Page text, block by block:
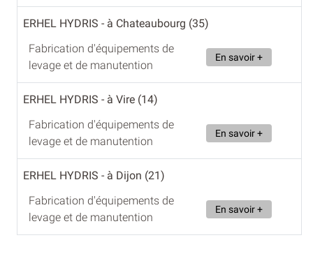
ERHEL HYDRIS - à Chateaubourg (35)
Fabrication d'équipements de
levage et de manutention
En savoir +
ERHEL HYDRIS - à Vire (14)
Fabrication d'équipements de
levage et de manutention
En savoir +
ERHEL HYDRIS - à Dijon (21)
Fabrication d'équipements de
levage et de manutention
En savoir +